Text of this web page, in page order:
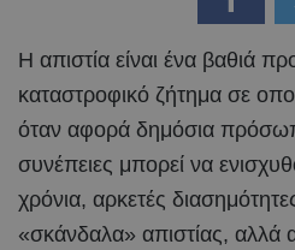
Η απιστία είναι ένα βαθιά
καταστροφικό ζήτημα σε
όταν αφορά δημόσια
συνέπειες μπορεί να
χρόνια, αρκετές
«σκάνδαλα» απιστίας, αλλά